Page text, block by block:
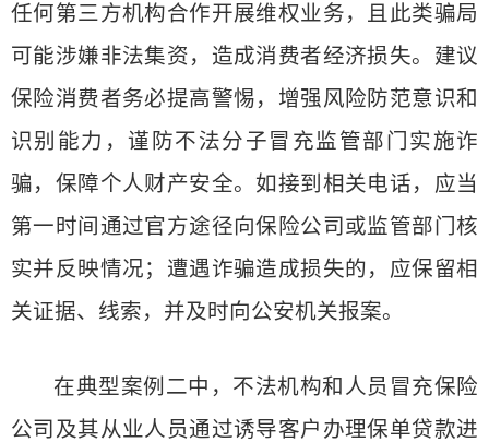
任何第三方机构合作开展维权业务，且此类骗局
可能涉嫌非法集资，造成消费者经济损失。建议
保险消费者务必提高警惕，增强风险防范意识和
识别能力，谨防不法分子冒充监管部门实施诈
骗，保障个人财产安全。如接到相关电话，应当
第一时间通过官方途径向保险公司或监管部门核
实并反映情况；遭遇诈骗造成损失的，应保留相
关证据、线索，并及时向公安机关报案。
在典型案例二中，不法机构和人员冒充保险
公司及其从业人员通过诱导客户办理保单贷款进